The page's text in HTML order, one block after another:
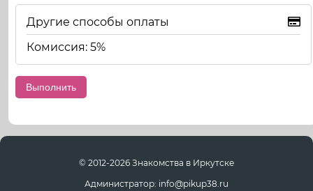
Другие способы оплаты
Комиссия: 5%
© 2012-2026 Знакомства в Иркутске
Администратор: info@pikup38.ru